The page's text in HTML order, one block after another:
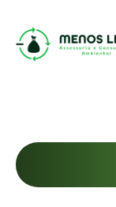
QUEM SOMOS
SERVIÇOS